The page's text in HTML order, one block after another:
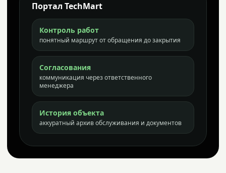
Портал TechMart
Контроль работ
понятный маршрут от обращения до закрытия
Согласования
коммуникация через ответственного
менеджера
История объекта
аккуратный архив обслуживания и документов